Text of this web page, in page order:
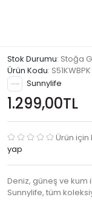
Stok Durumu: Stoğa
Ürün Kodu: S51KWBPK
Sunnylife
1.299,00TL
Ürün
yap
Deniz, güneş ve kum
Sunnylife, tüm